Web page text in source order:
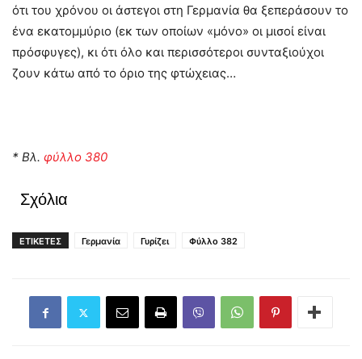
ότι του χρόνου οι άστεγοι στη Γερμανία θα ξεπεράσουν το
ένα εκατομμύριο (εκ των οποίων «μόνο» οι μισοί είναι
πρόσφυγες), κι ότι όλο και περισσότεροι συνταξιούχοι
ζουν κάτω από το όριο της φτώχειας…
* Βλ. φύλλο 380
Σχόλια
ΕΤΙΚΕΤΕΣ Γερμανία Γυρίζει Φύλλο 382